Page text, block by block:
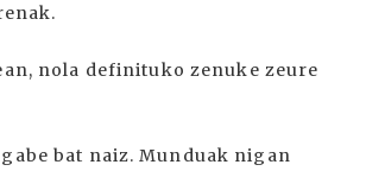
nola definituko zenuke zeure
bat naiz. Munduak nigan